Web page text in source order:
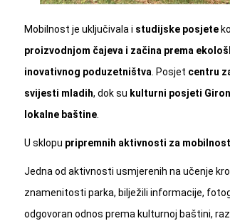
Mobilnost je uključivala i studijske posjete
proizvodnjom čajeva i začina prema
inovativnog poduzetništva . Posjet centru
svijesti mladih, dok su kulturni posjeti
lokalne baštine.
U sklopu pripremnih aktivnosti za mobilnost
Jedna od aktivnosti usmjerenih na učenje
znamenitosti parka, bilježili informacije,
odgovoran odnos prema kulturnoj baštini,